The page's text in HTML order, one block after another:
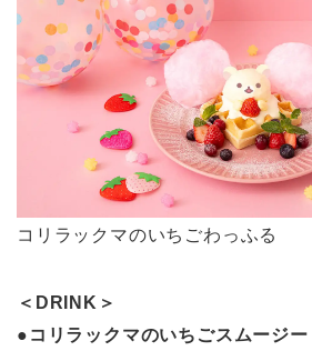
コリラックマのいちごわっふる
＜DRINK＞
●コリラックマのいちごスムー